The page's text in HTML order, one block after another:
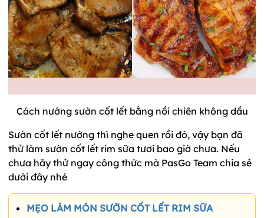
Cách nướng sườn cốt lết bằng nồi chiên không dầu
Sườn cốt lết nướng thì nghe quen rồi đó, vậy bạn đã
thử làm sườn cốt lết rim sữa tươi bao giờ chưa. Nếu
chưa hãy thử ngay công thức mà PasGo Team chia sẻ
dưới đây nhé
MẸO LÀM MÓN SƯỜN CỐT LẾT RIM SỮA